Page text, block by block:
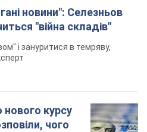
новини": Селезньов
"війна складів"
і зануритися в темряву,
курсу
чого